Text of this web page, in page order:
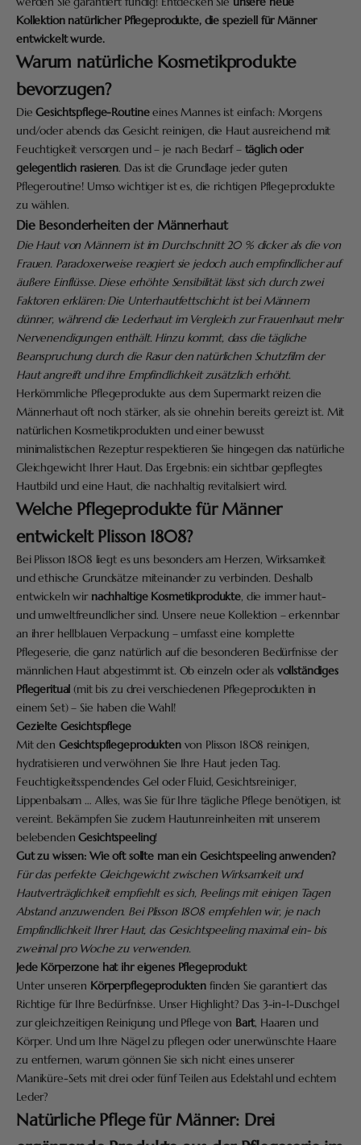
Kollektion natürlicher Pflegeprodukte, die speziell für Männer
entwickelt wurde.
Warum natürliche Kosmetikprodukte
bevorzugen?
DieGesichtspflege-Routineeines Mannes ist einfach: Morgens
und/oder abends das Gesicht reinigen, die Haut ausreichend mit
Feuchtigkeit versorgen und – je nach Bedarf – täglich oder
gelegentlich rasieren. Das ist die Grundlage jeder guten
Pflegeroutine! Umso wichtiger ist es, die richtigen Pflegeprodukte
zu wählen.
Die Besonderheiten der Männerhaut
Die Haut von Männern ist im Durchschnitt 20 % dicker als die von
Frauen. Paradoxerweise reagiert sie jedoch auch empfindlicher auf
äußere Einflüsse. Diese erhöhte Sensibilität lässt sich durch zwei
Faktoren erklären: Die Unterhautfettschicht ist bei Männern
dünner, während die Lederhaut im Vergleich zur Frauenhaut mehr
Nervenendigungen enthält. Hinzu kommt, dass die tägliche
Beanspruchung durch die Rasur den natürlichen Schutzfilm der
Haut angreift und ihre Empfindlichkeit zusätzlich erhöht.
Herkömmliche Pflegeprodukte aus dem Supermarkt reizen die
Männerhaut oft noch stärker, als sie ohnehin bereits gereizt ist. Mit
natürlichen Kosmetikprodukten und einer bewusst
minimalistischen Rezeptur respektieren Sie hingegen das natürliche
Gleichgewicht Ihrer Haut. Das Ergebnis: ein sichtbar gepflegtes
Hautbild und eine Haut, die nachhaltig revitalisiert wird.
Welche Pflegeprodukte für Männer
entwickelt Plisson 1808?
Bei Plisson 1808 liegt es uns besonders am Herzen, Wirksamkeit
und ethische Grundsätze miteinander zu verbinden. Deshalb
entwickeln wir nachhaltige Kosmetikprodukte, die immer haut-
und umweltfreundlicher sind. Unsere neue Kollektion – erkennbar
an ihrer hellblauen Verpackung – umfasst eine komplette
Pflegeserie, die ganz natürlich auf die besonderen Bedürfnisse der
männlichen Haut abgestimmt ist. Ob einzeln oder als vollständiges
Pflegeritual (mit bis zu drei verschiedenen Pflegeprodukten in
einem Set) – Sie haben die Wahl!
Gezielte Gesichtspflege
Mit den Gesichtspflegeproduktenvon Plisson 1808 reinigen,
hydratisieren und verwöhnen Sie Ihre Haut jeden Tag.
Feuchtigkeitsspendendes Gel oder Fluid, Gesichtsreiniger,
Lippenbalsam … Alles, was Sie für Ihre tägliche Pflege benötigen, ist
vereint. Bekämpfen Sie zudem Hautunreinheiten mit unserem
belebendenGesichtspeeling!
Gut zu wissen: Wie oft sollte man ein Gesichtspeeling anwenden?
Für das perfekte Gleichgewicht zwischen Wirksamkeit und
Hautverträglichkeit empfiehlt es sich, Peelings mit einigen Tagen
Abstand anzuwenden. Bei Plisson 1808 empfehlen wir, je nach
Empfindlichkeit Ihrer Haut, das Gesichtspeeling maximal ein- bis
zweimal pro Woche zu verwenden.
Jede Körperzone hat ihr eigenes Pflegeprodukt
Unter unseren Körperpflegeprodukten finden Sie garantiert das
Richtige für Ihre Bedürfnisse. Unser Highlight? Das 3-in-1-Duschgel
zur gleichzeitigen Reinigung und Pflege von Bart, Haaren und
Körper. Und um Ihre Nägel zu pflegen oder unerwünschte Haare
zu entfernen, warum gönnen Sie sich nicht eines unserer
Maniküre-Sets mit drei oder fünf Teilen aus Edelstahl und echtem
Leder?
Natürliche Pflege für Männer: Drei